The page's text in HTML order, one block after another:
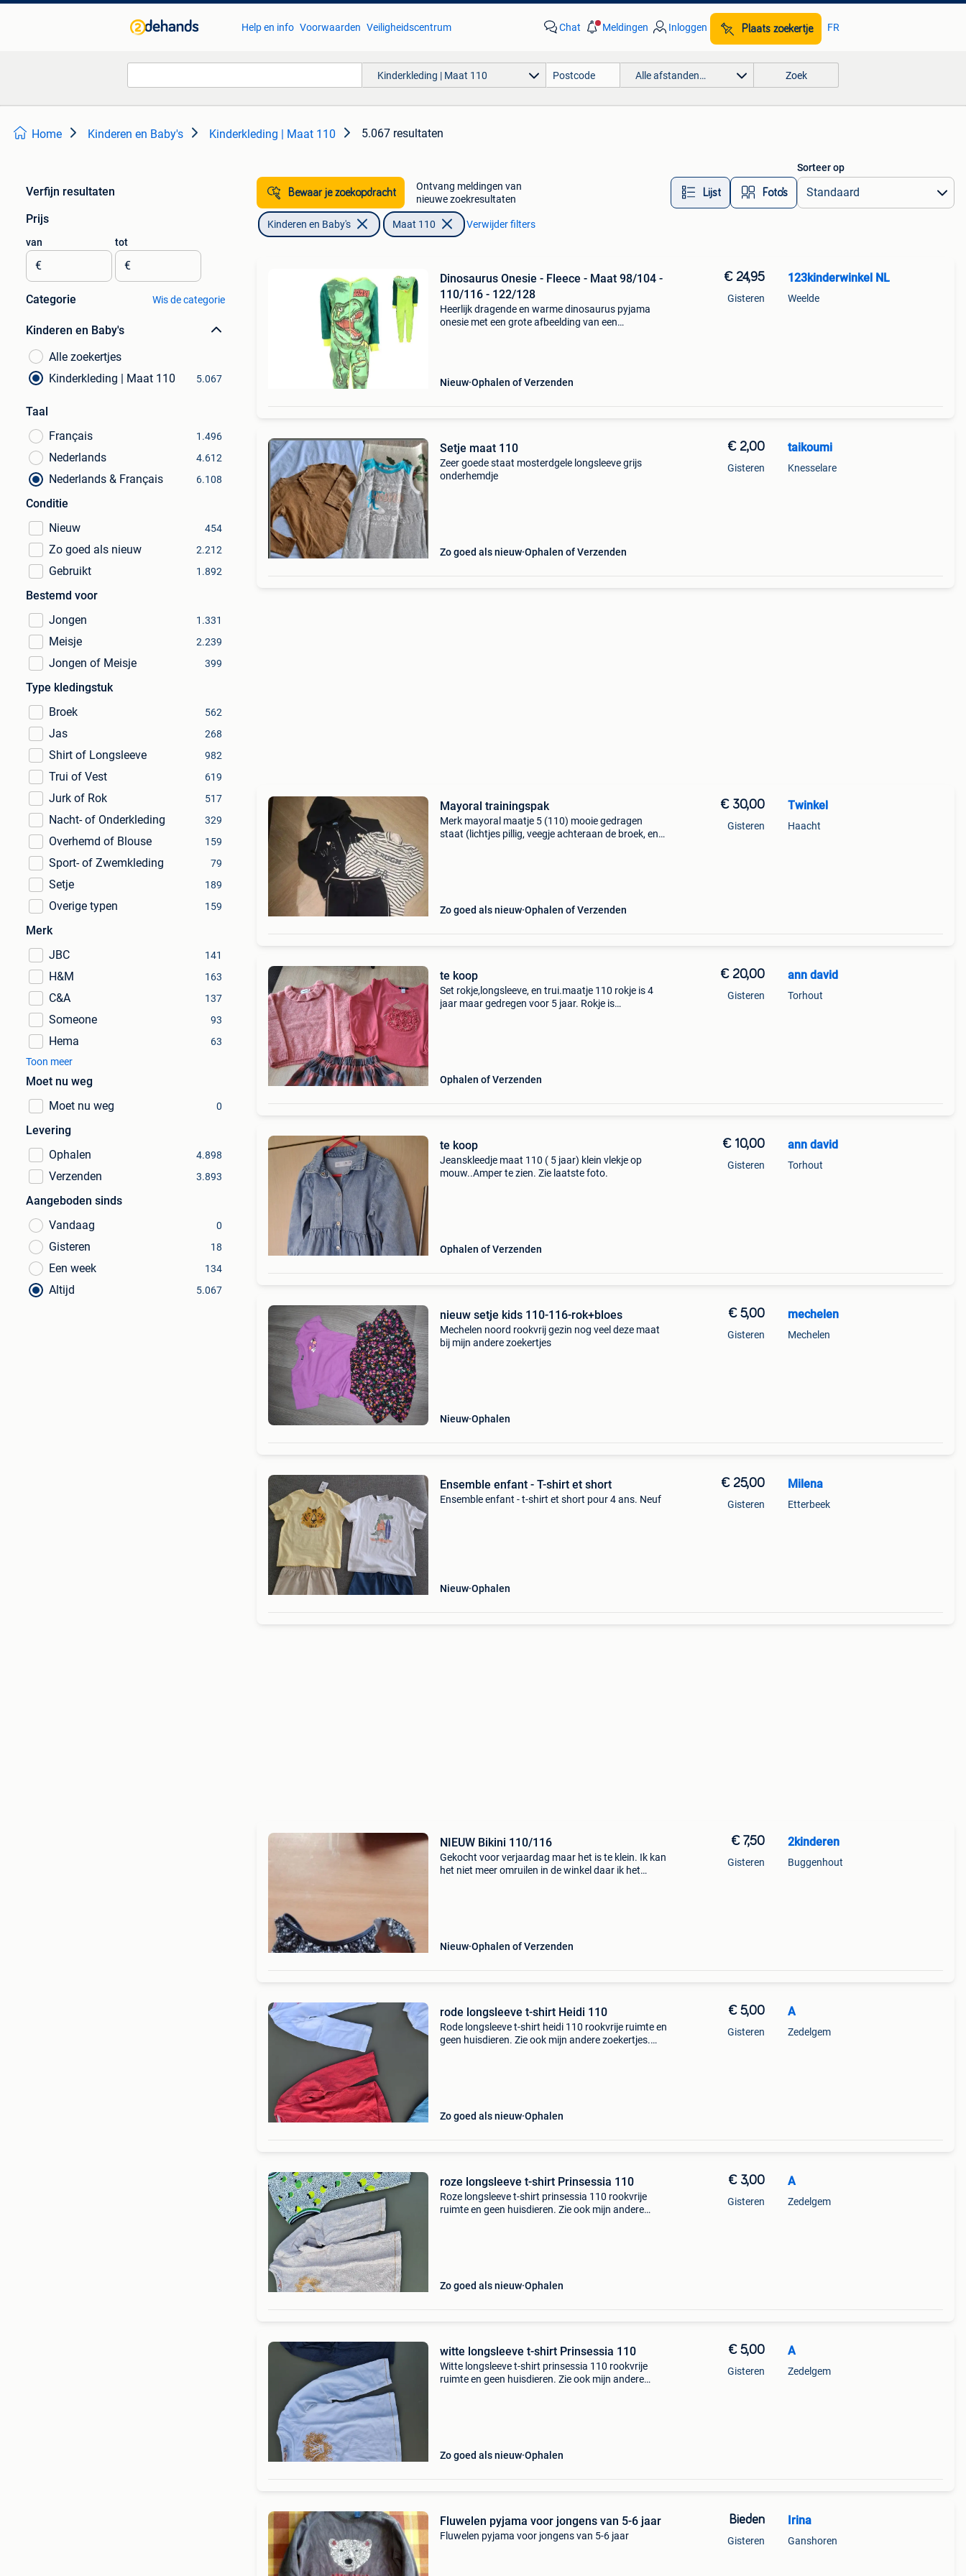
Help en info Voorwaarden Veiligheidscentrum Chat Meldingen Inloggen Plaats zoekertje FR
Kinderkleding | Maat 110 Alle afstanden… Zoek
Home Kinderen en Baby's Kinderkleding | Maat 110 5.067 resultaten
Verfijn resultaten
Prijs
van
€
tot
€
Categorie Wis de categorie
Kinderen en Baby's
Alle zoekertjes
Kinderkleding | Maat 110
5.067
Taal
Français
1.496
Nederlands 4.612
Nederlands & Français 6.108
Conditie
Nieuw
454
Zo goed als nieuw 2.212
Gebruikt 1.892
Bestemd voor
Jongen
1.331
Meisje 2.239
Jongen of Meisje 399
Type kledingstuk
Broek
562
Jas 268
Shirt of Longsleeve 982
Trui of Vest 619
Jurk of Rok 517
Nacht- of Onderkleding 329
Overhemd of Blouse 159
Sport- of Zwemkleding 79
Setje 189
Overige typen 159
Merk
JBC
141
H&M 163
C&A 137
Someone 93
Hema
63
Toon meer
Moet nu weg
Moet nu weg
0
Levering
Ophalen
4.898
Verzenden 3.893
Aangeboden sinds
Vandaag
0
Gisteren 18
Een week 134
Altijd 5.067
Bewaar je zoekopdracht
Ontvang meldingen van
nieuwe zoekresultaten
Lijst Foto’s
Sorteer op
Kinderen en Baby's Maat 110 Verwijder filters
Dinosaurus Onesie - Fleece - Maat 98/104 -
110/116 - 122/128
Heerlijk dragende en warme dinosaurus pyjama
onesie met een grote afbeelding van een
Nieuw Ophalen of Verzenden
€ 24,95
Gisteren
123kinderwinkel NL
Weelde
Setje maat 110
Zeer goede staat mosterdgele longsleeve grijs
onderhemdje
Zo goed als nieuw Ophalen of Verzenden
€ 2,00
Gisteren
taikoumi
Knesselare
Mayoral trainingspak
Merk mayoral maatje 5 (110) mooie gedragen
staat (lichtjes pillig, veegje achteraan de broek, en
Zo goed als nieuw Ophalen of Verzenden
€ 30,00
Gisteren
Twinkel
Haacht
te koop
Set rokje,longsleeve, en trui.maatje 110 rokje is 4
jaar maar gedregen voor 5 jaar. Rokje is
Ophalen of Verzenden
€ 20,00
Gisteren
ann david
Torhout
te koop
Jeanskleedje maat 110 ( 5 jaar) klein vlekje op
mouw..Amper te zien. Zie laatste foto.
Ophalen of Verzenden
€ 10,00
Gisteren
ann david
Torhout
nieuw setje kids 110-116-rok+bloes
Mechelen noord rookvrij gezin nog veel deze maat
bij mijn andere zoekertjes
Nieuw Ophalen
€ 5,00
Gisteren
mechelen
Mechelen
Ensemble enfant - T-shirt et short
Ensemble enfant - t-shirt et short pour 4 ans. Neuf
Nieuw Ophalen
€ 25,00
Gisteren
Milena
Etterbeek
NIEUW Bikini 110/116
Gekocht voor verjaardag maar het is te klein. Ik kan
het niet meer omruilen in de winkel daar ik het
Nieuw Ophalen of Verzenden
€ 7,50
Gisteren
2kinderen
Buggenhout
rode longsleeve t-shirt Heidi 110
Rode longsleeve t-shirt heidi 110 rookvrije ruimte en
geen huisdieren. Zie ook mijn andere zoekertjes.
Zo goed als nieuw Ophalen
€ 5,00
Gisteren
A
Zedelgem
roze longsleeve t-shirt Prinsessia 110
Roze longsleeve t-shirt prinsessia 110 rookvrije
ruimte en geen huisdieren. Zie ook mijn andere
Zo goed als nieuw Ophalen
€ 3,00
Gisteren
A
Zedelgem
witte longsleeve t-shirt Prinsessia 110
Witte longsleeve t-shirt prinsessia 110 rookvrije
ruimte en geen huisdieren. Zie ook mijn andere
Zo goed als nieuw Ophalen
€ 5,00
Gisteren
A
Zedelgem
Fluwelen pyjama voor jongens van 5-6 jaar
Fluwelen pyjama voor jongens van 5-6 jaar
Bieden
Gisteren
Irina
Ganshoren